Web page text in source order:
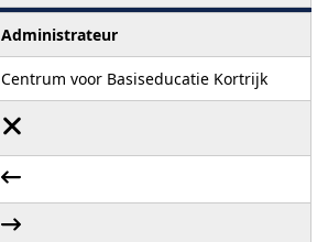
Administrateur
Centrum voor Basiseducatie Kortrijk